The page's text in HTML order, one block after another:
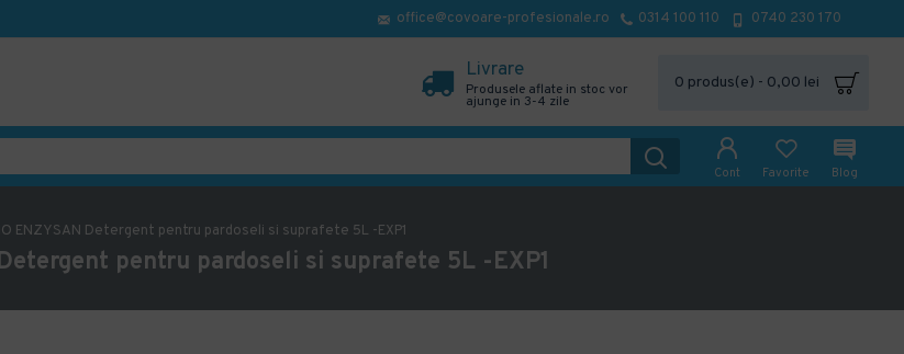
office@covoare-profesionale.ro 0314 100 110 0740 230 170
Livrare
Produsele aflate in stoc vor
ajunge in 3-4 zile
0 produs(e) - 0,00 lei
Cont Favorite Blog
ENZYSAN Detergent pentru pardoseli si suprafete 5L -EXP1
pentru pardoseli si suprafete 5L -EXP1